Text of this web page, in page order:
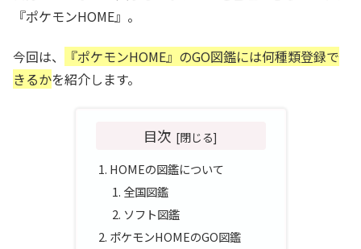
『ポケモンHOME』。
今回は、
『ポケモンHOME』のGO図鑑には何種類登録で
きるかを紹介します。
目次
HOMEの図鑑について
全国図鑑
ソフト図鑑
ポケモンHOMEのGO図鑑